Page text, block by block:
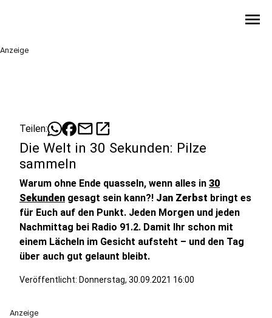
menu
Anzeige
Teilen: mailopen_in_new
Die Welt in 30 Sekunden: Pilze
sammeln
Warum ohne Ende quasseln, wenn alles in 30
Sekunden gesagt sein kann?! Jan Zerbst bringt es
für Euch auf den Punkt. Jeden Morgen und jeden
Nachmittag bei Radio 91.2. Damit Ihr schon mit
einem Lächeln im Gesicht aufsteht – und den Tag
über auch gut gelaunt bleibt.
Veröffentlicht: Donnerstag, 30.09.2021 16:00
Anzeige